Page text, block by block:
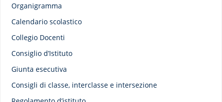
Organigramma
Calendario scolastico
Collegio Docenti
Consiglio d’Istituto
Giunta esecutiva
Consigli di classe, interclasse e intersezione